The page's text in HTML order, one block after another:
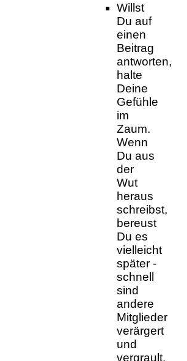
Willst
Du auf
einen
Beitrag
antworten,
halte
Deine
Gefühle
im
Zaum.
Wenn
Du aus
der
Wut
heraus
schreibst,
bereust
Du es
vielleicht
später -
schnell
sind
andere
Mitglieder
verärgert
und
vergrault,